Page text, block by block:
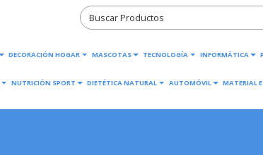
DECORACIÓN HOGAR MASCOTAS TECNOLOGÍA INFORMÁTICA
NUTRICIÓN SPORT DIETÉTICA NATURAL AUTOMÓVIL MATERIAL